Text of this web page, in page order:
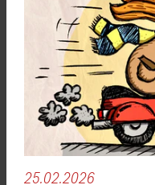
25.02.2026